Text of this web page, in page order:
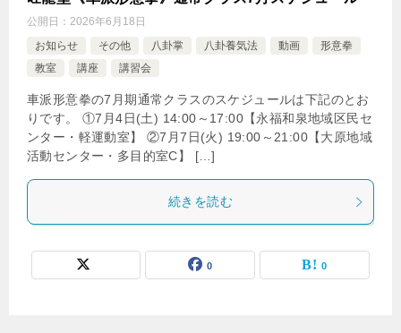
公開日： 2026年6月18日
お知らせ
その他 八卦掌 八卦養気法 動画
形意拳
教室
講座 講習会
車派形意拳の7月期通常クラスのスケジュールは下記のとお
りです。 ①7月4日(土) 14:00～17:00【永福和泉地域区民セ
ンター・軽運動室】 ②7月7日(火) 19:00～21:00【大原地域
活動センター・多目的室C】 […]
続きを読む
0 0